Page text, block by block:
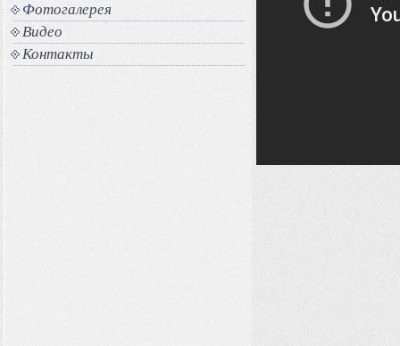
Фотогалерея
Видео
Контакты